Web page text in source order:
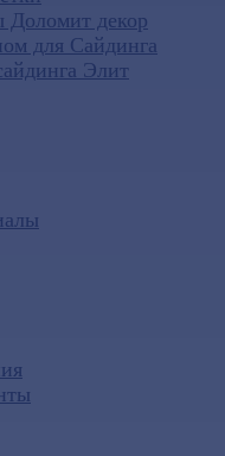
Доломит декор
для Сайдинга
Элит